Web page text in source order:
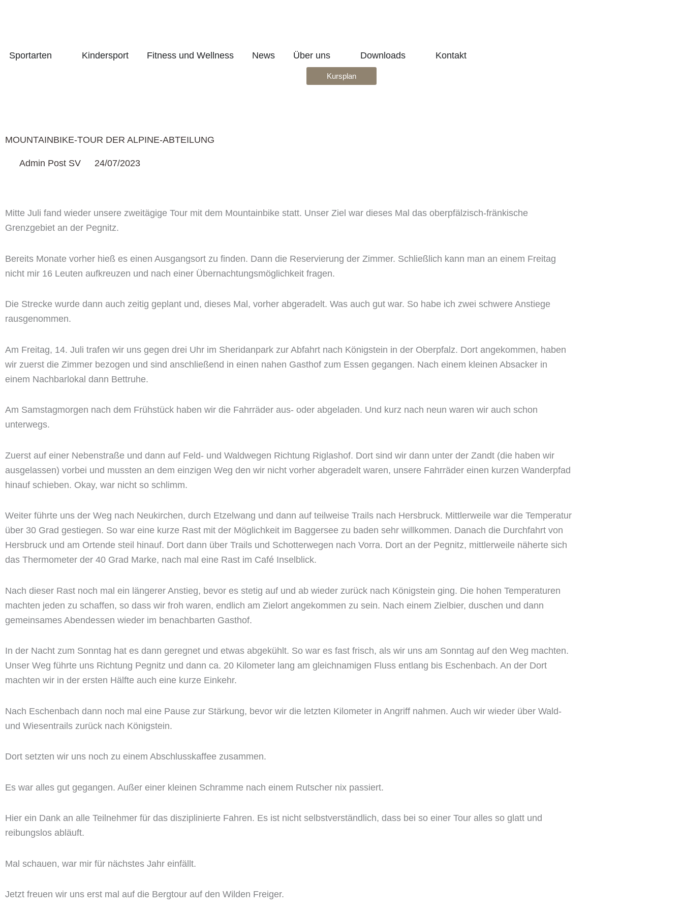
Sportarten
Öffne Sportarten
Kindersport Fitness und Wellness News Über uns Öffne Über uns
Downloads Öffne Downloads
Kontakt
Kursplan
MOUNTAINBIKE-TOUR DER ALPINE-ABTEILUNG
Admin Post SV 24/07/2023
Mitte Juli fand wieder unsere zweitägige Tour mit dem Mountainbike statt. Unser Ziel war dieses Mal das oberpfälzisch-fränkische
Grenzgebiet an der Pegnitz.
Bereits Monate vorher hieß es einen Ausgangsort zu finden. Dann die Reservierung der Zimmer. Schließlich kann man an einem Freitag
nicht mir 16 Leuten aufkreuzen und nach einer Übernachtungsmöglichkeit fragen.
Die Strecke wurde dann auch zeitig geplant und, dieses Mal, vorher abgeradelt. Was auch gut war. So habe ich zwei schwere Anstiege
rausgenommen.
Am Freitag, 14. Juli trafen wir uns gegen drei Uhr im Sheridanpark zur Abfahrt nach Königstein in der Oberpfalz. Dort angekommen, haben
wir zuerst die Zimmer bezogen und sind anschließend in einen nahen Gasthof zum Essen gegangen. Nach einem kleinen Absacker in
einem Nachbarlokal dann Bettruhe.
Am Samstagmorgen nach dem Frühstück haben wir die Fahrräder aus- oder abgeladen. Und kurz nach neun waren wir auch schon
unterwegs.
Zuerst auf einer Nebenstraße und dann auf Feld- und Waldwegen Richtung Riglashof. Dort sind wir dann unter der Zandt (die haben wir
ausgelassen) vorbei und mussten an dem einzigen Weg den wir nicht vorher abgeradelt waren, unsere Fahrräder einen kurzen Wanderpfad
hinauf schieben. Okay, war nicht so schlimm.
Weiter führte uns der Weg nach Neukirchen, durch Etzelwang und dann auf teilweise Trails nach Hersbruck. Mittlerweile war die Temperatur
über 30 Grad gestiegen. So war eine kurze Rast mit der Möglichkeit im Baggersee zu baden sehr willkommen. Danach die Durchfahrt von
Hersbruck und am Ortende steil hinauf. Dort dann über Trails und Schotterwegen nach Vorra. Dort an der Pegnitz, mittlerweile näherte sich
das Thermometer der 40 Grad Marke, nach mal eine Rast im Café Inselblick.
Nach dieser Rast noch mal ein längerer Anstieg, bevor es stetig auf und ab wieder zurück nach Königstein ging. Die hohen Temperaturen
machten jeden zu schaffen, so dass wir froh waren, endlich am Zielort angekommen zu sein. Nach einem Zielbier, duschen und dann
gemeinsames Abendessen wieder im benachbarten Gasthof.
In der Nacht zum Sonntag hat es dann geregnet und etwas abgekühlt. So war es fast frisch, als wir uns am Sonntag auf den Weg machten.
Unser Weg führte uns Richtung Pegnitz und dann ca. 20 Kilometer lang am gleichnamigen Fluss entlang bis Eschenbach. An der Dort
machten wir in der ersten Hälfte auch eine kurze Einkehr.
Nach Eschenbach dann noch mal eine Pause zur Stärkung, bevor wir die letzten Kilometer in Angriff nahmen. Auch wir wieder über Wald-
und Wiesentrails zurück nach Königstein.
Dort setzten wir uns noch zu einem Abschlusskaffee zusammen.
Es war alles gut gegangen. Außer einer kleinen Schramme nach einem Rutscher nix passiert.
Hier ein Dank an alle Teilnehmer für das disziplinierte Fahren. Es ist nicht selbstverständlich, dass bei so einer Tour alles so glatt und
reibungslos abläuft.
Mal schauen, war mir für nächstes Jahr einfällt.
Jetzt freuen wir uns erst mal auf die Bergtour auf den Wilden Freiger.